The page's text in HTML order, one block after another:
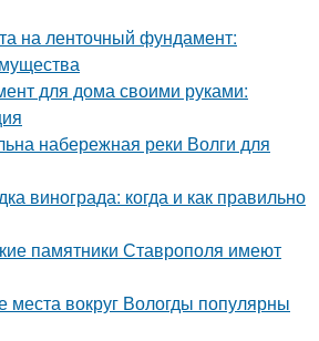
на ленточный фундамент:
для дома своими руками:
набережная реки Волги для
винограда: когда и как правильно
памятники Ставрополя имеют
места вокруг Вологды популярны